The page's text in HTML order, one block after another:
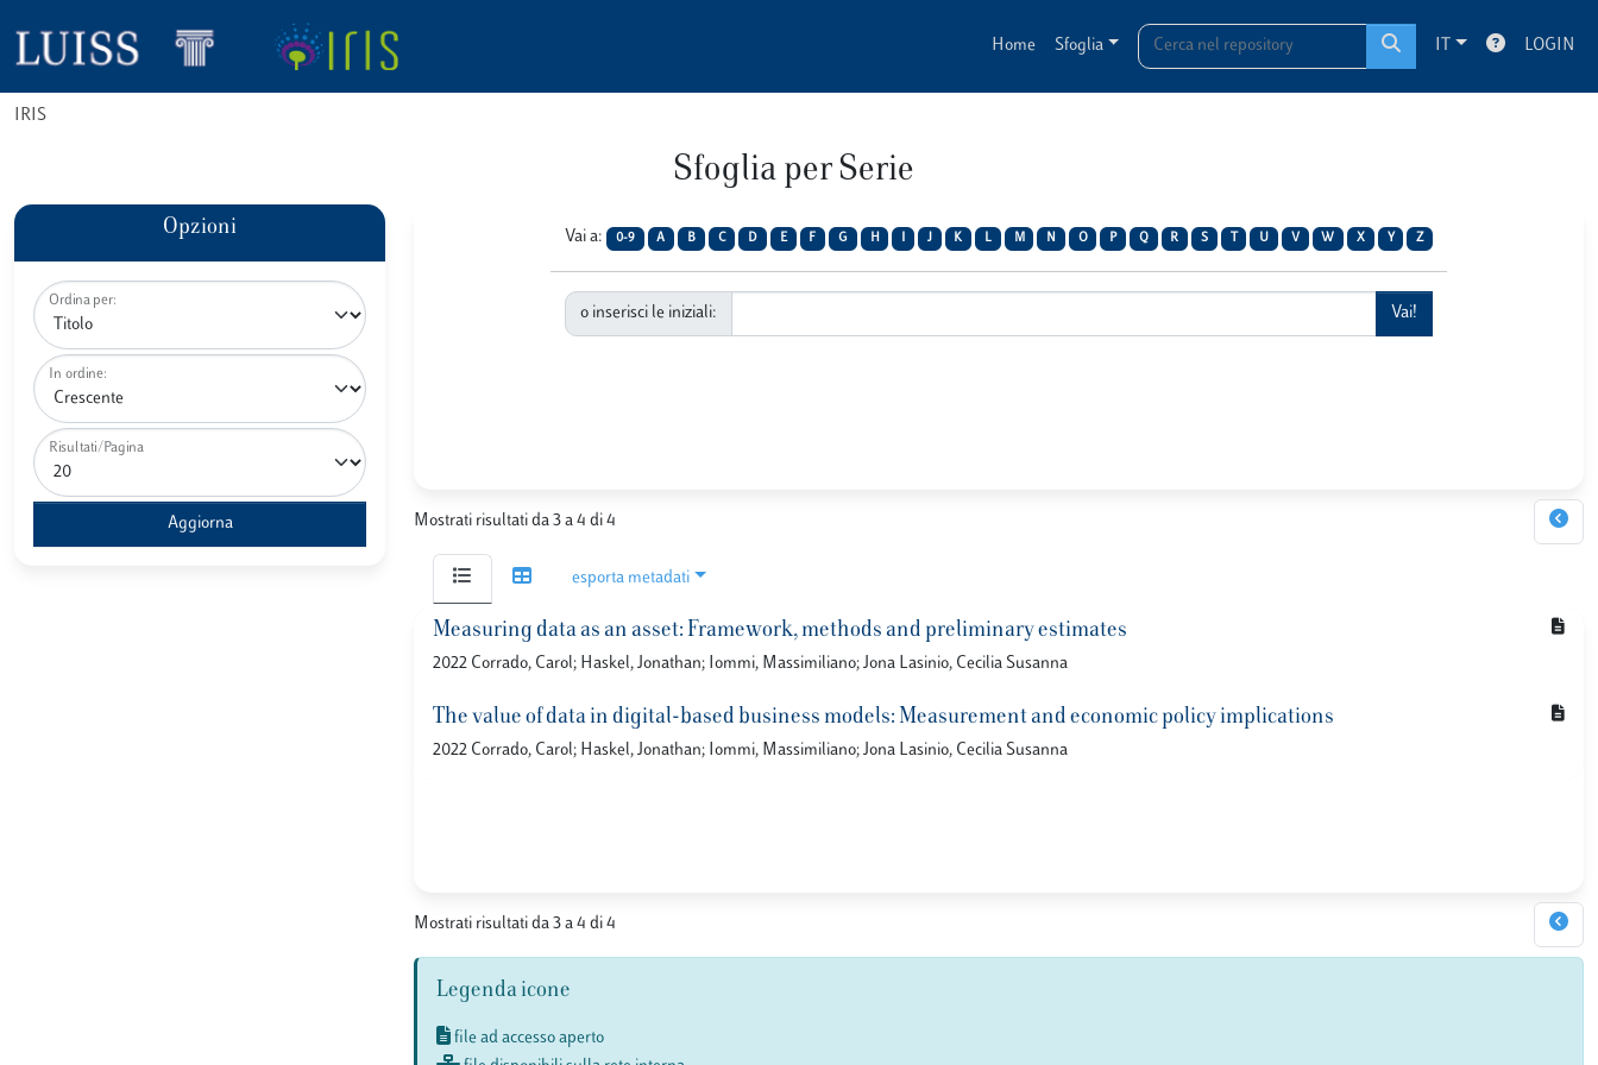
Home Sfoglia IT LOGIN
IRIS
Sfoglia per Serie
Opzioni
Ordina per:
In ordine:
Risultati/Pagina
Vai a: 0-9 A B C D E F G H J K L M N O P Q R S U V W X Y Z
o inserisci le iniziali:
Mostrati risultati da 3 a 4 di 4
esporta metadati
Measuring data as an asset: Framework, methods and preliminary estimates
2022 Corrado, Carol; Haskel, Jonathan; Iommi, Massimiliano; Jona Lasinio, Cecilia Susanna
The value of data in digital-based business models: Measurement and economic policy implications
2022 Corrado, Carol; Haskel, Jonathan; Iommi, Massimiliano; Jona Lasinio, Cecilia Susanna
Mostrati risultati da 3 a 4 di 4
Legenda icone
file ad accesso aperto